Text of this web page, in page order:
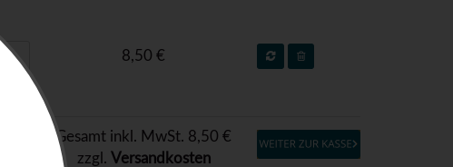
8,50 €
Gesamt inkl. MwSt. 8,50 €
zzgl. Versandkosten